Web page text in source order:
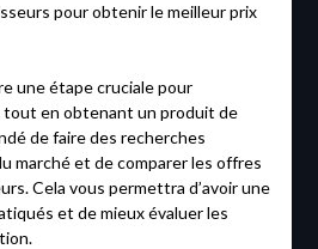
pour obtenir le meilleur prix
une étape cruciale pour
tout en obtenant un produit de
de faire des recherches
marché et de comparer les offres
Cela vous permettra d’avoir une
et de mieux évaluer les